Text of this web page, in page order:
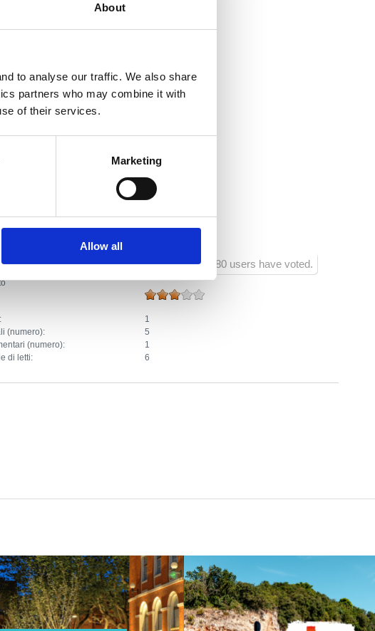
About
to analyse our traffic. We also share
partners who may combine it with
of their services.
Marketing
Allow all
dal centro:300
dai servizi sportivi:
dal negozio :
680 users have voted.
:
1
(numero):
5
(numero):
1
di letti:
6